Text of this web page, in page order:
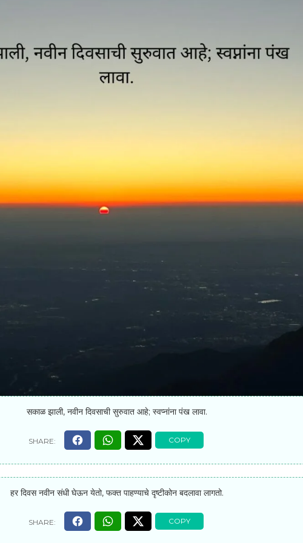
सकाळ झाली, नवीन दिवसाची सुरुवात आहे; स्वप्नांना पंख लावा.
हर दिवस नवीन संधी घेऊन येतो, फक्त पाहण्याचे दृष्टीकोन बदलावा लागतो.